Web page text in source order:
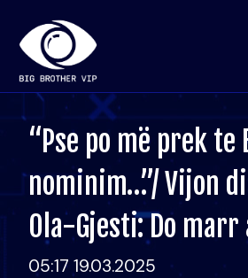
“Pse po më prek te
nominim…”/ Vijon
Ola-Gjesti: Do
05:17 19.03.2025